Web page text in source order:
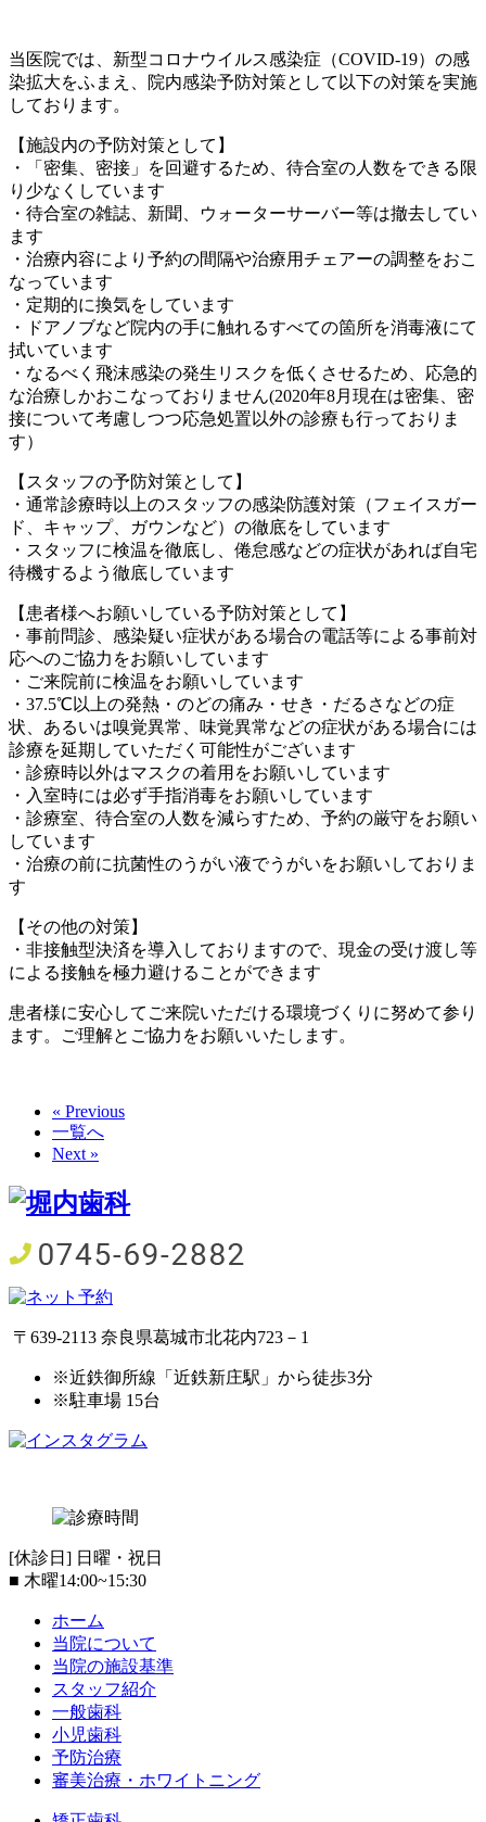
当医院では、新型コロナウイルス感染症（COVID-19）の感
染拡大をふまえ、院内感染予防対策として以下の対策を実施
しております。
【施設内の予防対策として】
・「密集、密接」を回避するため、待合室の人数をできる限
り少なくしています
・待合室の雑誌、新聞、ウォーターサーバー等は撤去してい
ます
・治療内容により予約の間隔や治療用チェアーの調整をおこ
なっています
・定期的に換気をしています
・ドアノブなど院内の手に触れるすべての箇所を消毒液にて
拭いています
・なるべく飛沫感染の発生リスクを低くさせるため、応急的
な治療しかおこなっておりません(2020年8月現在は密集、密
接について考慮しつつ応急処置以外の診療も行っておりま
す）
【スタッフの予防対策として】
・通常診療時以上のスタッフの感染防護対策（フェイスガー
ド、キャップ、ガウンなど）の徹底をしています
・スタッフに検温を徹底し、倦怠感などの症状があれば自宅
待機するよう徹底しています
【患者様へお願いしている予防対策として】
・事前問診、感染疑い症状がある場合の電話等による事前対
応へのご協力をお願いしています
・ご来院前に検温をお願いしています
・37.5℃以上の発熱・のどの痛み・せき・だるさなどの症
状、あるいは嗅覚異常、味覚異常などの症状がある場合には
診療を延期していただく可能性がございます
・診療時以外はマスクの着用をお願いしています
・入室時には必ず手指消毒をお願いしています
・診療室、待合室の人数を減らすため、予約の厳守をお願い
しています
・治療の前に抗菌性のうがい液でうがいをお願いしておりま
す
【その他の対策】
・非接触型決済を導入しておりますので、現金の受け渡し等
による接触を極力避けることができます
患者様に安心してご来院いただける環境づくりに努めて参り
ます。ご理解とご協力をお願いいたします。
« Previous
一覧へ
Next »
〒639-2113 奈良県葛城市北花内723－1
※近鉄御所線「近鉄新庄駅」から徒歩3分
※駐車場 15台
[休診日] 日曜・祝日
■ 木曜14:00~15:30
ホーム
当院について
当院の施設基準
スタッフ紹介
一般歯科
小児歯科
予防治療
審美治療・ホワイトニング